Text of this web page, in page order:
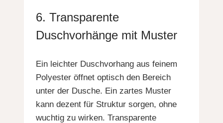
6. Transparente
Duschvorhänge mit Muster
Ein leichter Duschvorhang aus feinem
Polyester öffnet optisch den Bereich
unter der Dusche. Ein zartes Muster
kann dezent für Struktur sorgen, ohne
wuchtig zu wirken. Transparente